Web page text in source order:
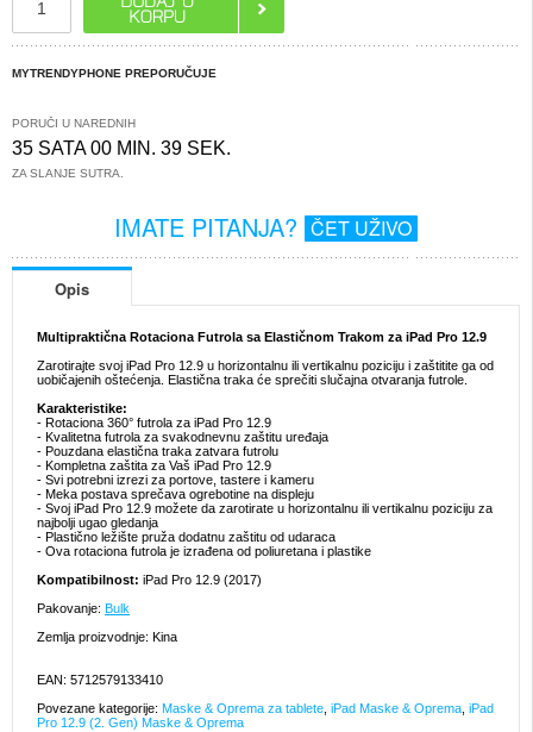
MYTRENDYPHONE PREPORUČUJE
PORUČI U NAREDNIH
35 SATA 00 MIN. 39 SEK.
ZA SLANJE SUTRA.
IMATE PITANJA? ČET UŽIVO
Opis
Multipraktična Rotaciona Futrola sa Elastičnom Trakom za iPad Pro 12.9
Zarotirajte svoj iPad Pro 12.9 u horizontalnu ili vertikalnu poziciju i zaštitite ga od
uobičajenih oštećenja. Elastična traka će sprečiti slučajna otvaranja futrole.
Karakteristike:
- Rotaciona 360° futrola za iPad Pro 12.9
- Kvalitetna futrola za svakodnevnu zaštitu uređaja
- Pouzdana elastična traka zatvara futrolu
- Kompletna zaštita za Vaš iPad Pro 12.9
- Svi potrebni izrezi za portove, tastere i kameru
- Meka postava sprečava ogrebotine na displeju
- Svoj iPad Pro 12.9 možete da zarotirate u horizontalnu ili vertikalnu poziciju za
najbolji ugao gledanja
- Plastično ležište pruža dodatnu zaštitu od udaraca
- Ova rotaciona futrola je izrađena od poliuretana i plastike
Kompatibilnost: iPad Pro 12.9 (2017)
Pakovanje: Bulk
Zemlja proizvodnje: Kina
EAN: 5712579133410
Povezane kategorije: Maske & Oprema za tablete iPad Maske & Oprema iPad
Pro 12.9 (2. Gen) Maske & Oprema